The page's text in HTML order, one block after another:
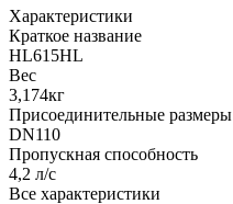
Характеристики
Краткое название
HL615HL
Вес
3,174кг
Присоединительные размеры
DN110
Пропускная способность
4,2 л/с
Все характеристики